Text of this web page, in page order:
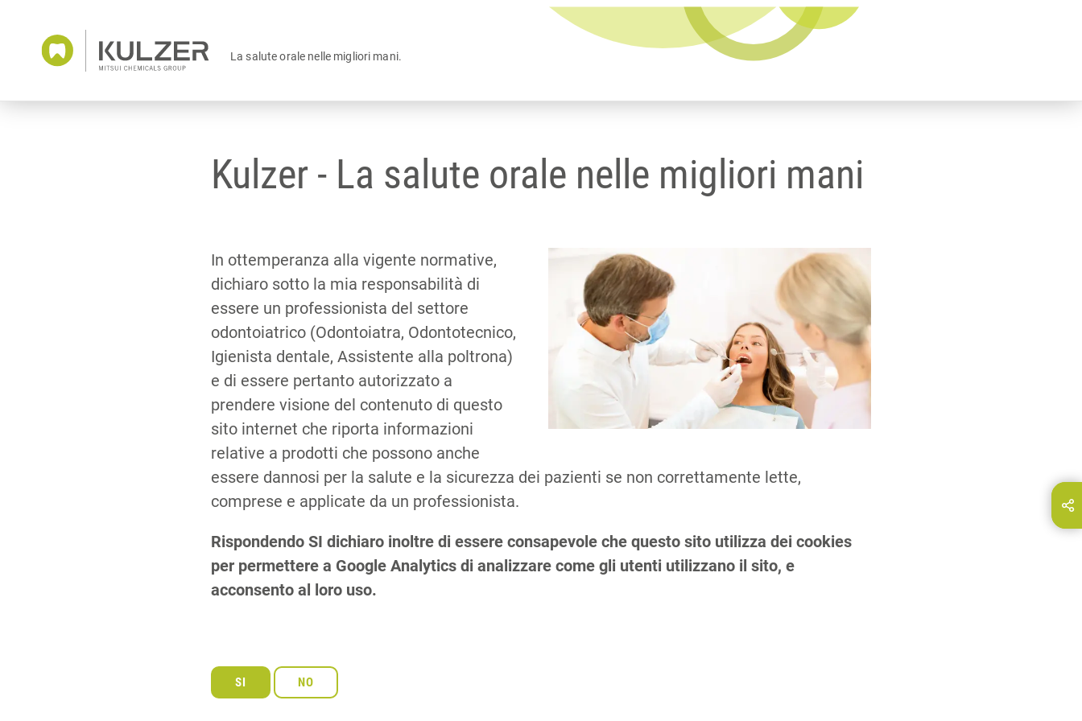
La salute orale nelle migliori mani.
Kulzer - La salute orale nelle migliori mani
In ottemperanza alla vigente normative,
dichiaro sotto la mia responsabilità di
essere un professionista del settore
odontoiatrico (Odontoiatra, Odontotecnico,
Igienista dentale, Assistente alla poltrona)
e di essere pertanto autorizzato a
prendere visione del contenuto di questo
sito internet che riporta informazioni
relative a prodotti che possono anche
essere dannosi per la salute e la sicurezza dei pazienti se non correttamente lette,
comprese e applicate da un professionista.
Rispondendo SI dichiaro inoltre di essere consapevole che questo sito utilizza dei cookies
per permettere a Google Analytics di analizzare come gli utenti utilizzano il sito, e
acconsento al loro uso.